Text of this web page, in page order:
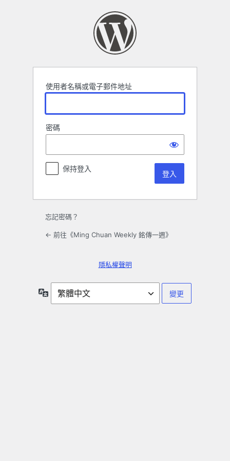
使用者名稱或電子郵件地址
密碼
保持登入
忘記密碼？
← 前往《Ming Chuan Weekly 銘傳一週》
隱私權聲明
言